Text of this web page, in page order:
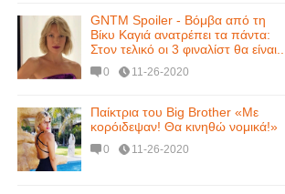
GNTM Spoiler - Βόμβα από τη
Βίκυ Καγιά ανατρέπει τα πάντα:
Στον τελικό οι 3 φιναλίστ θα είναι...
0 11-26-2020
Παίκτρια του Big Brother «Με
κορόιδεψαν! Θα κινηθώ νομικά!»
0 11-26-2020